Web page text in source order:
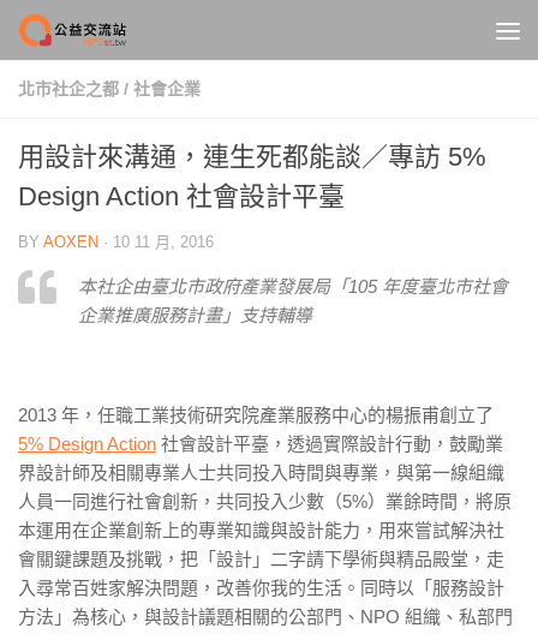
Skip to content
北市社企之都 / 社會企業
用設計來溝通，連生死都能談／專訪 5%
Design Action 社會設計平臺
BY AOXEN · 10 11 月, 2016
本社企由臺北市政府產業發展局「105 年度臺北市社會
企業推廣服務計畫」支持輔導
2013 年，任職工業技術研究院產業服務中心的楊振甫創立了
5% Design Action 社會設計平臺，透過實際設計行動，鼓勵業
界設計師及相關專業人士共同投入時間與專業，與第一線組織
人員一同進行社會創新，共同投入少數（5%）業餘時間，將原
本運用在企業創新上的專業知識與設計能力，用來嘗試解決社
會關鍵課題及挑戰，把「設計」二字請下學術與精品殿堂，走
入尋常百姓家解決問題，改善你我的生活。同時以「服務設計
方法」為核心，與設計議題相關的公部門、NPO 組織、私部門